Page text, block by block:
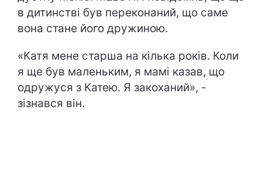
в дитинстві був переконаний, що саме
вона стане його дружиною.
«Катя мене старша на кілька років. Коли
я ще був маленьким, я мамі казав, що
одружуся з Катею. Я закоханий», -
зізнався він.